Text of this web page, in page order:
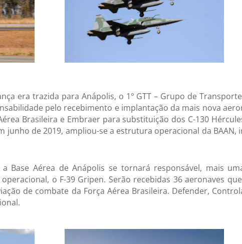
era trazida para Anápolis, o 1° GTT – Grupo de
pelo recebimento e implantação da mais nova
Brasileira e Embraer para substituição dos C-130
junho de 2019, ampliou-se a estrutura operacional da
Base Aérea de Anápolis se tornará responsável, mais
o F-39 Gripen. Serão recebidas 36 aeronaves
de combate da Força Aérea Brasileira. Defender,